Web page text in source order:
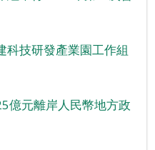
科技研發產業園工作組
億元離岸人民幣地方政